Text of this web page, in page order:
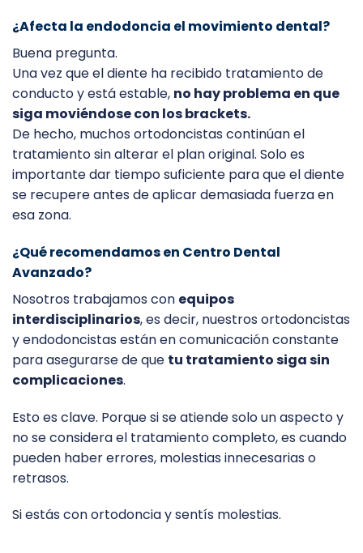
¿Afecta la endodoncia el movimiento dental?
Buena pregunta.
Una vez que el diente ha recibido tratamiento de
conducto y está estable, no hay problema en que
siga moviéndose con los brackets.
De hecho, muchos ortodoncistas continúan el
tratamiento sin alterar el plan original. Solo es
importante dar tiempo suficiente para que el diente
se recupere antes de aplicar demasiada fuerza en
esa zona.
¿Qué recomendamos en Centro Dental
Avanzado?
Nosotros trabajamos con equipos
interdisciplinarios, es decir, nuestros ortodoncistas
y endodoncistas están en comunicación constante
para asegurarse de que tu tratamiento siga sin
complicaciones.
Esto es clave. Porque si se atiende solo un aspecto y
no se considera el tratamiento completo, es cuando
pueden haber errores, molestias innecesarias o
retrasos.
Si estás con ortodoncia y sentís molestias.